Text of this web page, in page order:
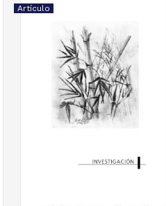
Artículo